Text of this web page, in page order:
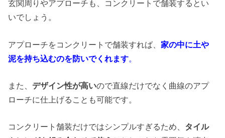
玄関周りやアプローチも、コンクリートで舗装するとい
いでしょう。
アプローチをコンクリートで舗装すれば、家の中に土や
泥を持ち込むのを防いでくれます。
また、 デザイン性が高いので直線だけでなく曲線のアプ
ローチに仕上げることも可能です。
コンクリート舗装だけではシンプルすぎるため、 タイル